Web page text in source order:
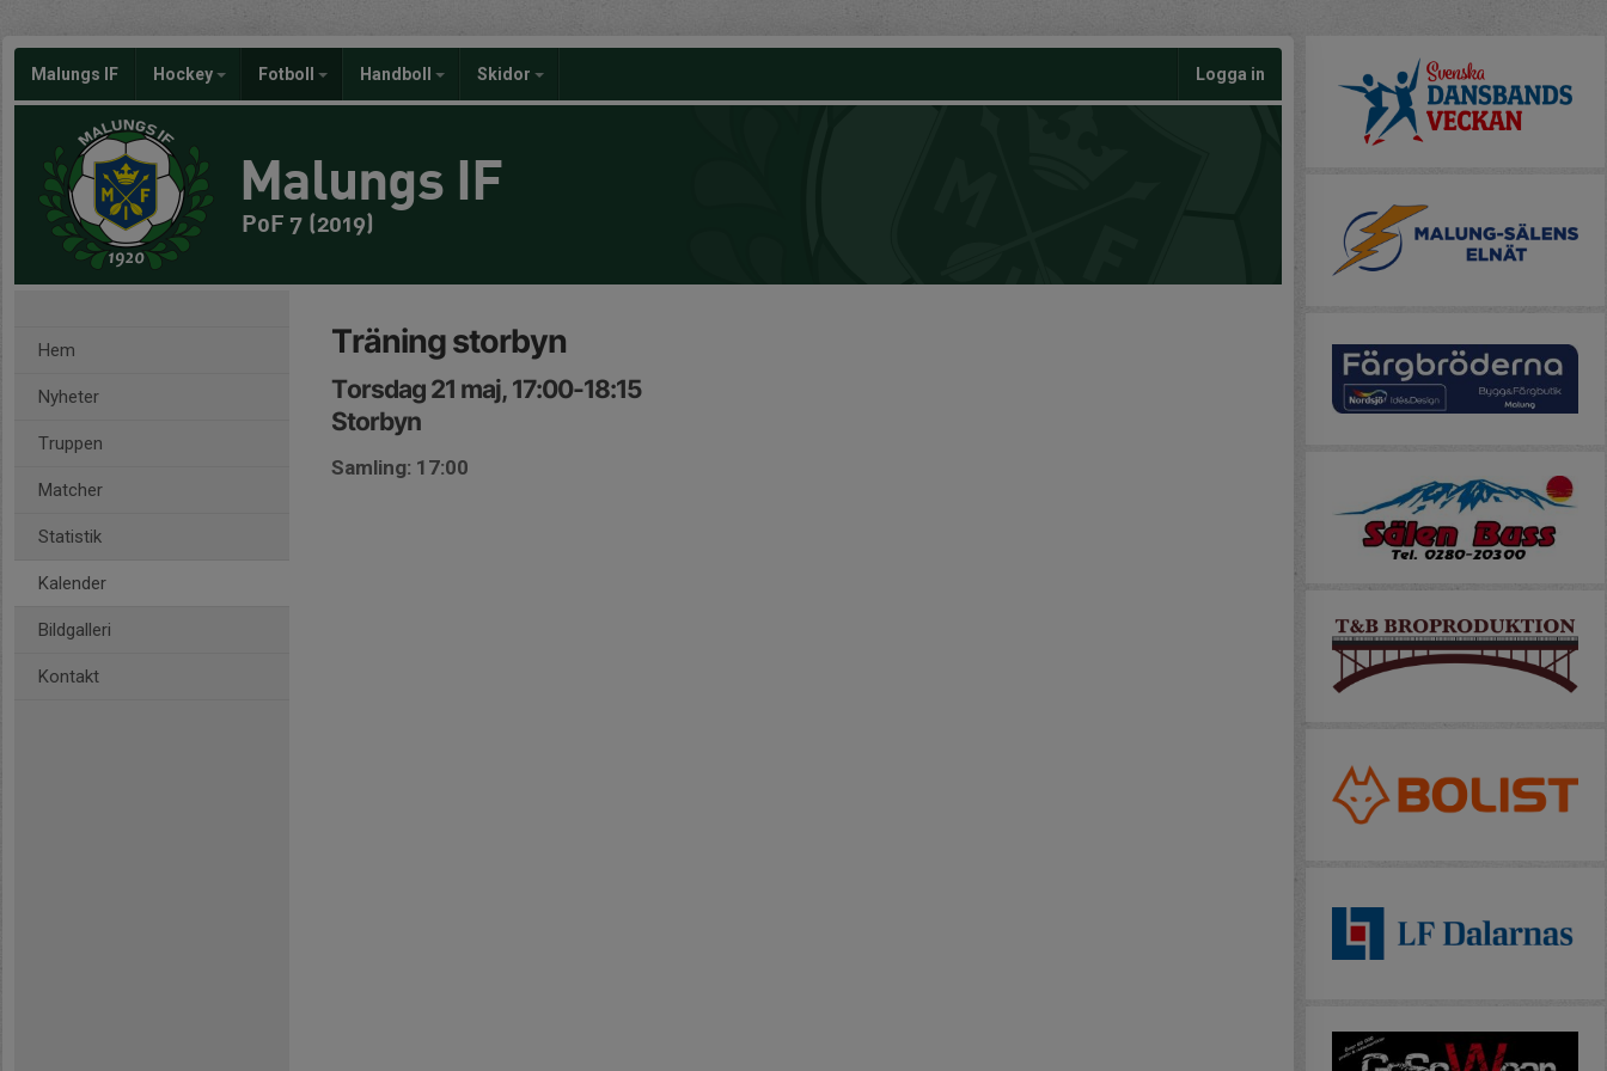
Malungs IF Hockey Fotboll Handboll Skidor Logga in
Malungs IF
PoF 7 (2019)
Hem
Nyheter
Truppen
Matcher
Statistik
Kalender
Bildgalleri
Kontakt
Träning storbyn
Torsdag 21 maj, 17:00-18:15
Storbyn
Samling: 17:00